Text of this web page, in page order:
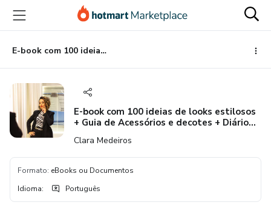
para
conteúdo
principal
para
pagamento
para
rodapé
E-book com 100 ideias de looks estilosos + Guia de Acessórios e decotes + Diário do seu estilo
E-book com 100 ideias de looks estilosos
+ Guia de Acessórios e decotes + Diário
Clara Medeiros
Formato: eBooks ou Documentos
Idioma: Português